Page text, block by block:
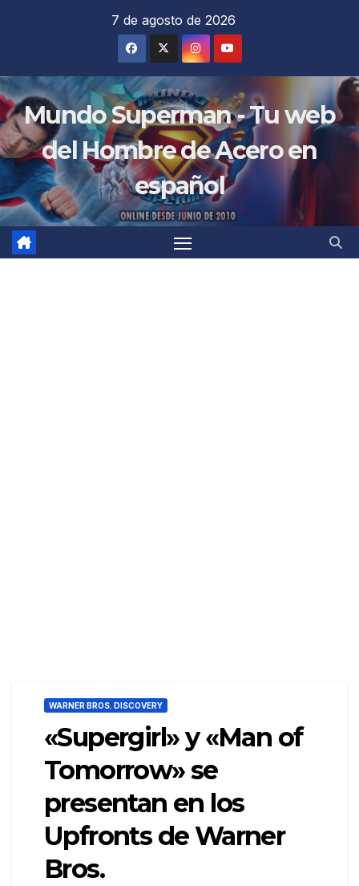
7 de agosto de 2026
Mundo Superman - Tu web
del Hombre de Acero en
español
WARNER BROS. DISCOVERY
«Supergirl» y «Man of
Tomorrow» se
presentan en los
Upfronts de Warner
Bros.